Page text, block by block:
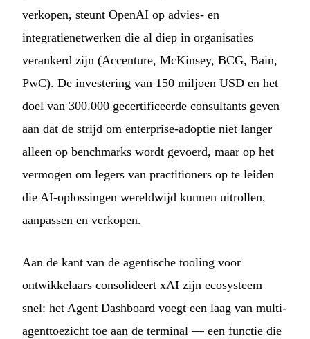
verkopen, steunt OpenAI op advies- en
integratienetwerken die al diep in organisaties
verankerd zijn (Accenture, McKinsey, BCG, Bain,
PwC). De investering van 150 miljoen USD en het
doel van 300.000 gecertificeerde consultants geven
aan dat de strijd om enterprise-adoptie niet langer
alleen op benchmarks wordt gevoerd, maar op het
vermogen om legers van practitioners op te leiden
die AI-oplossingen wereldwijd kunnen uitrollen,
aanpassen en verkopen.
Aan de kant van de agentische tooling voor
ontwikkelaars consolideert xAI zijn ecosysteem
snel: het Agent Dashboard voegt een laag van multi-
agenttoezicht toe aan de terminal — een functie die